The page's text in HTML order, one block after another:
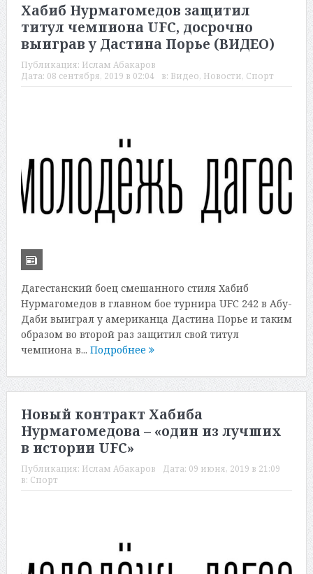
Хабиб Нурмагомедов защитил
титул чемпиона UFC, досрочно
выиграв у Дастина Порье (ВИДЕО)
Публикация: Ислам Абакаров
Дата: 08 сентября, 2019 в 02:04 в: Видео, Новости, Спорт
Дагестанский боец смешанного стиля Хабиб
Нурмагомедов в главном бое турнира UFC 242 в Абу-
Даби выиграл у американца Дастина Порье и таким
образом во второй раз защитил свой титул
чемпиона в... Подробнее
Новый контракт Хабиба
Нурмагомедова – «один из лучших
в истории UFC»
Публикация: Ислам Абакаров Дата: 09 июня, 2019 в 21:09
в: Спорт